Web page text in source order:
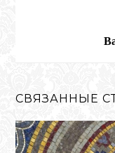
СВЯЗАННЫЕ